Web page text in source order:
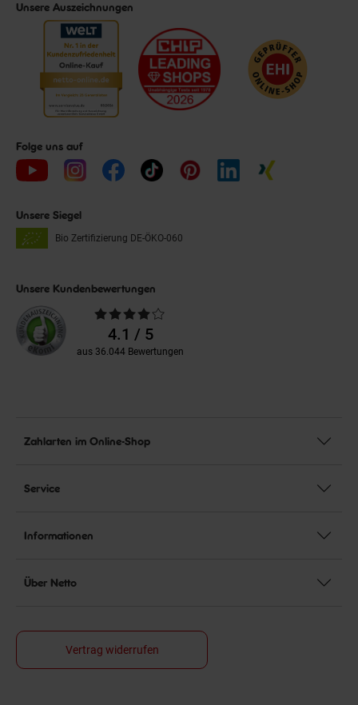
Unsere Auszeichnungen
Folge uns auf
Unsere Siegel
Bio Zertifizierung DE-ÖKO-060
Unsere Kundenbewertungen
Durchschnittliche
Bewertungen4.1 / 5
aus 36.044 Bewertungen
Zahlarten im Online-Shop
Service
Informationen
Über Netto
Vertrag widerrufen